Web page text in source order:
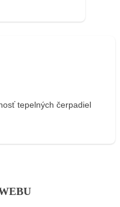
tepelných čerpadiel